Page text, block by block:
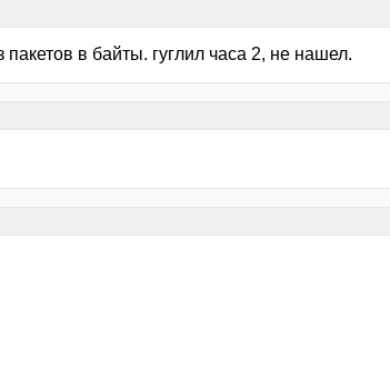
в байты. гуглил часа 2, не нашел.